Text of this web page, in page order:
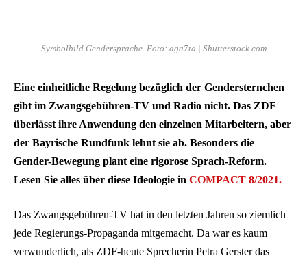
Symbolbild Gendersprache. Foto: aga7ta | Shutterstock.com
Eine einheitliche Regelung bezüglich der Gendersternchen
gibt im Zwangsgebühren-TV und Radio nicht. Das ZDF
überlässt ihre Anwendung den einzelnen Mitarbeitern, aber
der Bayrische Rundfunk lehnt sie ab. Besonders die
Gender-Bewegung plant eine rigorose Sprach-Reform.
Lesen Sie alles über diese Ideologie in COMPACT 8/2021.
Das Zwangsgebühren-TV hat in den letzten Jahren so ziemlich
jede Regierungs-Propaganda mitgemacht. Da war es kaum
verwunderlich, als ZDF-heute Sprecherin Petra Gerster das